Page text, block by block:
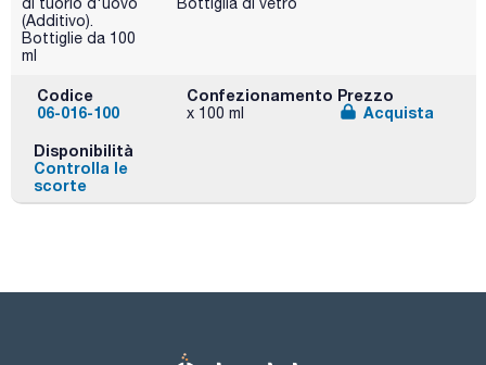
(Additivo).
Bottiglie da 100
ml
Codice
06-016-100
Confezionamento
x 100 ml
Prezzo
Acquista
Disponibilità
Controlla le
scorte